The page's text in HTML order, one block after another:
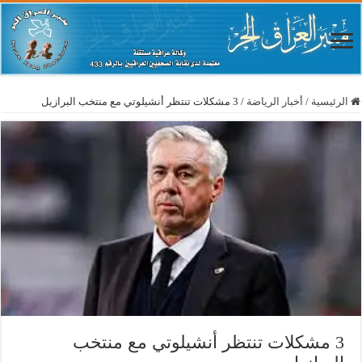
الرئيسية / أخبار الرياضة / 3 مشكلات تنتظر أنشيلوتي مع منتخب البرازيل
3 مشكلات تنتظر أنشيلوتي مع منتخب